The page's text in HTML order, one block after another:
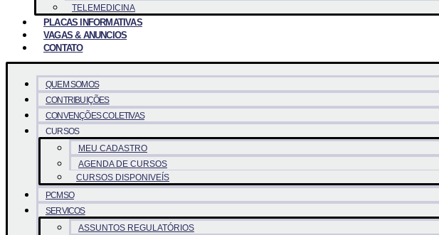
TELEMEDICINA
PLACAS INFORMATIVAS
VAGAS & ANUNCIOS
CONTATO
QUEM SOMOS
CONTRIBUIÇÕES
CONVENÇÕES COLETIVAS
CURSOS
MEU CADASTRO
AGENDA DE CURSOS
CURSOS DISPONIVEÍS
PCMSO
SERVICOS
ASSUNTOS REGULATÓRIOS